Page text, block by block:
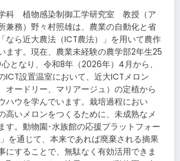
科 植物感染制御工学研究室 教授（ア
兼務）野々村照雄は、農業の自動化と省
なら近大農法（ICT農法）」を用いて農作
ます。現在、農業未経験の農学部2年生25
となり、令和8年（2026年）4月から、
ICT設置温室において、近大ICTメロン
オードリー、マリアージュ）の定植から
ハウを学んでいます。栽培過程におい
高いメロンをつくるために、未成熟なメ
す。動物園･水族館の応援プラットフォー
を通じて、本来であれば廃棄される摘果
にすることで、無駄なく有効活用できま